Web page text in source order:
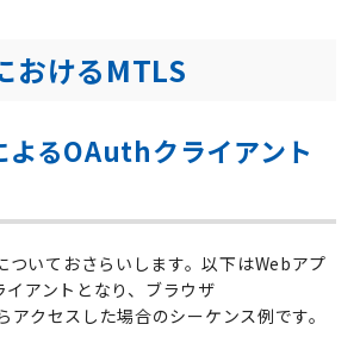
おけるMTLS
るOAuthクライアント
ついておさらいします。以下はWebアプ
イアントとなり、ブラウザ
アクセスした場合のシーケンス例です。